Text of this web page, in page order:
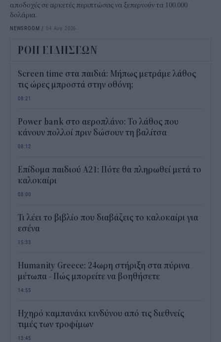
αποδοχές σε αρκετές περιπτώσεις να ξεπερνούν τα 100.000
δολάρια.
NEWSROOM / 04 Αυγ 2026
ΡΟΗ ΕΙΔΗΣΕΩΝ
Screen time στα παιδιά: Μήπως μετράμε λάθος
τις ώρες μπροστά στην οθόνη;
08:21
Power bank στο αεροπλάνο: Το λάθος που
κάνουν πολλοί πριν δώσουν τη βαλίτσα
08:12
Επίδομα παιδιού Α21: Πότε θα πληρωθεί μετά το
καλοκαίρι
08:00
Τι λέει το βιβλίο που διαβάζεις το καλοκαίρι για
εσένα
15:33
Humanity Greece: 24ωρη στήριξη στα πύρινα
μέτωπα - Πώς μπορείτε να βοηθήσετε
14:55
Ηχηρό καμπανάκι κινδύνου από τις διεθνείς
τιμές των τροφίμων
13:45